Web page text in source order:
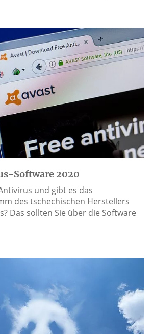
Software 2020
und gibt es das
des tschechischen Herstellers
Das sollten Sie über die Software